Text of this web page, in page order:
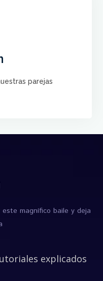
parejas
saber que nuestros
de sus sueños a cada
COMENTARIOS
magnífico baile y deja
explicados